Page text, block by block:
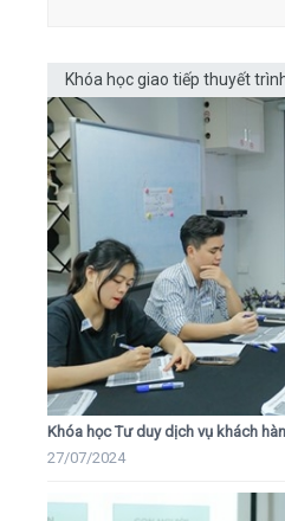
Khóa học giao tiếp thuyết
Khóa học Tư duy dịch vụ khách
27/07/2024